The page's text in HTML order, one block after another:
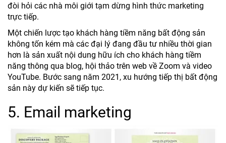
đòi hỏi các nhà môi giới tạm dừng hình thức marketing
trực tiếp.
Một chiến lược tạo khách hàng tiềm năng bất động sản
không tốn kém mà các đại lý đang đầu tư nhiều thời gian
hơn là sản xuất nội dung hữu ích cho khách hàng tiềm
năng thông qua blog, hội thảo trên web về Zoom và video
YouTube. Bước sang năm 2021, xu hướng tiếp thị bất động
sản này dự kiến sẽ tiếp tục.
5. Email marketing